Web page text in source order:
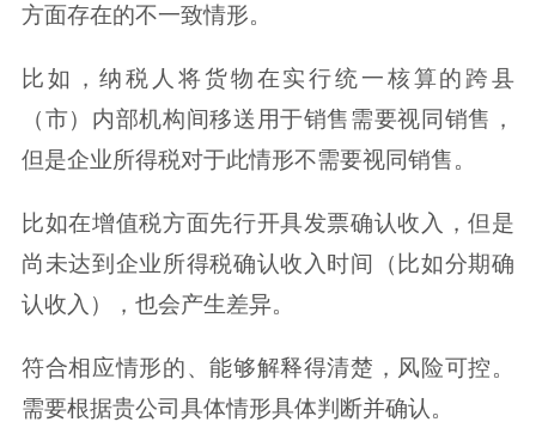
方面存在的不一致情形。
比如，纳税人将货物在实行统一核算的跨县
（市）内部机构间移送用于销售需要视同销售，
但是企业所得税对于此情形不需要视同销售。
比如在增值税方面先行开具发票确认收入，但是
尚未达到企业所得税确认收入时间（比如分期确
认收入），也会产生差异。
符合相应情形的、能够解释得清楚，风险可控。
需要根据贵公司具体情形具体判断并确认。